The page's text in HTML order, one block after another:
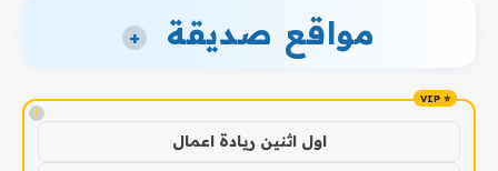
مواقع صديقة +
!
اول اثنين ريادة اعمال